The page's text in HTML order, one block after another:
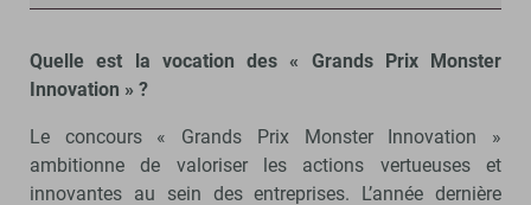
Quelle est la vocation des « Grands Prix Monster
Innovation » ?
Le concours « Grands Prix Monster Innovation »
ambitionne de valoriser les actions vertueuses et
innovantes au sein des entreprises. L’année dernière